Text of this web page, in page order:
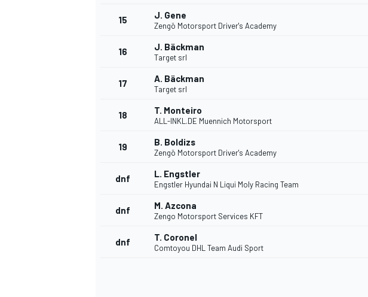
15 J. Gene
Zengö Motorsport Driver's Academy
16 J. Bäckman
Target srl
17 A. Bäckman
Target srl
18 T. Monteiro
ALL-INKL.DE Muennich Motorsport
19 B. Boldizs
Zengö Motorsport Driver's Academy
dnf L. Engstler
Engstler Hyundai N Liqui Moly Racing Team
dnf M. Azcona
Zengo Motorsport Services KFT
dnf T. Coronel
Comtoyou DHL Team Audi Sport